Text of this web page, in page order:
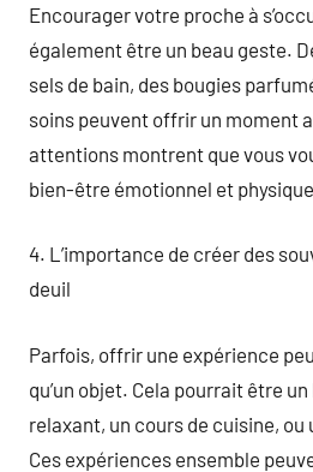
Encourager votre proche à
également être un beau geste.
sels de bain, des bougies
soins peuvent offrir un moment
attentions montrent que vous
bien-être émotionnel et
4. L’importance de créer des
deuil
Parfois, offrir une expérience
qu’un objet. Cela pourrait être
relaxant, un cours de cuisine,
Ces expériences ensemble